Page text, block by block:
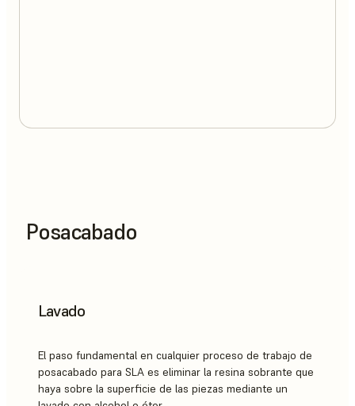
Posacabado
Lavado
El paso fundamental en cualquier proceso de trabajo de
posacabado para SLA es eliminar la resina sobrante que
haya sobre la superficie de las piezas mediante un